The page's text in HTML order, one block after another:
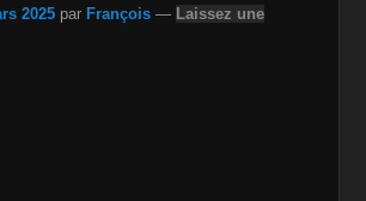
2025 par François — Laissez une